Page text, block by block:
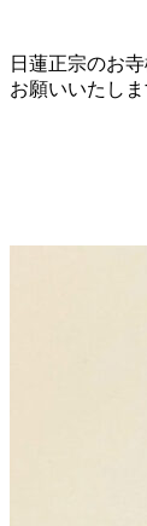
日蓮正宗のお
お願いいたしま